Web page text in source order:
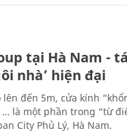
tại Hà Nam -
nhà’ hiện đại
lên đến 5m, cửa kính
là một phần trong “từ
City Phủ Lý, Hà Nam.